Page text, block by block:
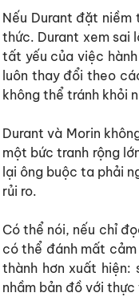
Nếu Durant đặt niềm
thức. Durant xem sai
tất yếu của việc
luôn thay đổi theo
không thể tránh khỏi
Durant và Morin
một bức tranh rộng
lại ông buộc ta phải
rủi ro.
Có thể nói, nếu chỉ
có thể đánh mất
thành hơn xuất hiện:
nhầm bản đồ với thực